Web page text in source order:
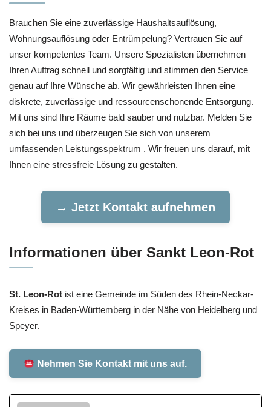
Brauchen Sie eine zuverlässige Haushaltsauflösung,
Wohnungsauflösung oder Entrümpelung? Vertrauen Sie auf
unser kompetentes Team. Unsere Spezialisten übernehmen
Ihren Auftrag schnell und sorgfältig und stimmen den Service
genau auf Ihre Wünsche ab. Wir gewährleisten Ihnen eine
diskrete, zuverlässige und ressourcenschonende Entsorgung.
Mit uns sind Ihre Räume bald sauber und nutzbar. Melden Sie
sich bei uns und überzeugen Sie sich von unserem
umfassenden Leistungsspektrum . Wir freuen uns darauf, mit
Ihnen eine stressfreie Lösung zu gestalten.
→ Jetzt Kontakt aufnehmen
Informationen über Sankt Leon-Rot
St. Leon-Rot ist eine Gemeinde im Süden des Rhein-Neckar-
Kreises in Baden-Württemberg in der Nähe von Heidelberg und
Speyer.
Nehmen Sie Kontakt mit uns auf.